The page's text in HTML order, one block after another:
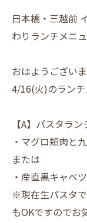
日本橋・三越前
わりランチメニ
おはようございま
4/16(火)のランチ
【A】パスタラ
・マグロ頬肉と
または
・産直黒キャベ
※現在生パスタ
もOKですのでお